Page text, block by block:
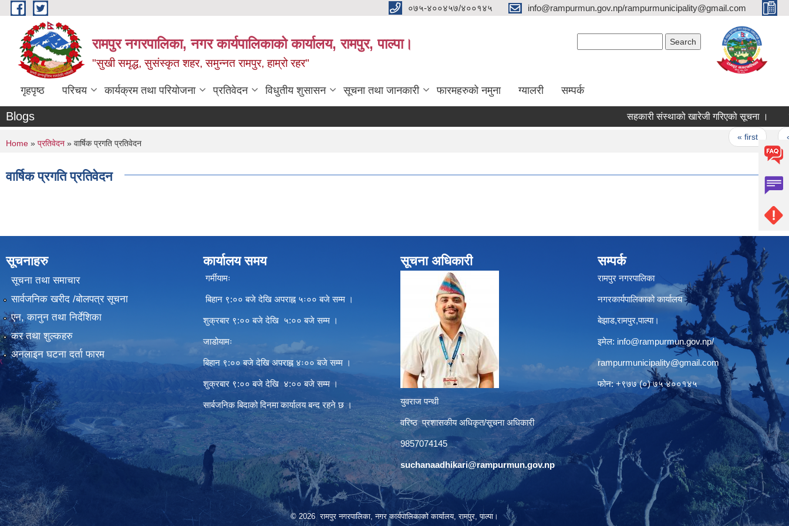
Skip to main content ०७५-४००४५७/४००१४५ info@rampurmun.gov.np/rampurmunicipality@gmail.com
रामपुर नगरपालिका, नगर कार्यपालिकाको कार्यालय, रामपुर, पाल्पा।
"सुखी समृद्ध, सुसंस्कृत शहर, समुन्नत रामपुर, हाम्रो रहर"
गृहपृष्ठ परिचय कार्यक्रम तथा परियोजना प्रतिवेदन विधुतीय शुसासन सूचना तथा जानकारी फारमहरुको नमुना ग्यालरी सम्पर्क
Blogs सहकारी संस्थाको खारेजी गरिएको सूचना ।
« first ‹
You are here
Home » प्रतिवेदन » वार्षिक प्रगति प्रतिवेदन
वार्षिक प्रगति प्रतिवेदन
सूचनाहरु
सूचना तथा समाचार
सार्वजनिक खरीद /बोलपत्र सूचना
एन, कानुन तथा निर्देशिका
कर तथा शुल्कहरु
अनलाइन घटना दर्ता फारम
कार्यालय समय
गर्मीयामः
बिहान ९:०० बजे देखि अपराह्न ५ः०० बजे सम्म ।
शुक्रबार ९:०० बजे देखि ५:०० बजे सम्म ।
जाडोयामः
बिहान ९:०० बजे देखि अपराह्न ४ः०० बजे सम्म ।
शुक्रबार ९:०० बजे देखि ४:०० बजे सम्म ।
सार्बजनिक बिदाको दिनमा कार्यालय बन्द रहने छ ।
सूचना अधिकारी
युवराज पन्थी
वरिष्ठ प्रशासकीय अधिकृत/सूचना अधिकारी
9857074145
suchanaadhikari@rampurmun.gov.np
सम्पर्क
रामपुर नगरपालिका
नगरकार्यपालिकाको कार्यालय
बेझाड,रामपुर,पाल्पा।
इमेल: info@rampurmun.gov.np/
rampurmunicipality@gmail.com
फोन: +९७७ (०) ७५ ४००१४५
© 2026 रामपुर नगरपालिका, नगर कार्यपालिकाको कार्यालय, रामपुर, पाल्पा।